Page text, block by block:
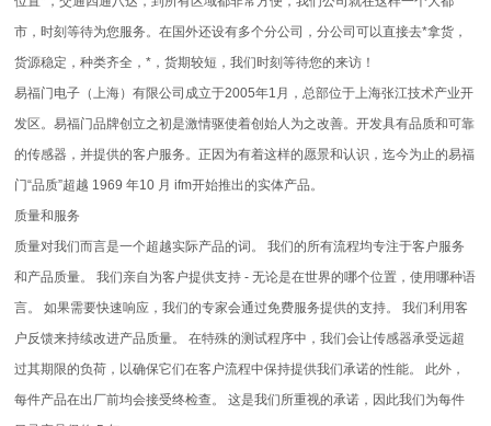
市，时刻等待为您服务。在国外还设有多个分公司，分公司可以直接去*拿货，
货源稳定，种类齐全，*，货期较短，我们时刻等待您的来访！
易福门电子（上海）有限公司成立于2005年1月，总部位于上海张江技术产业开
发区。易福门品牌创立之初是激情驱使着创始人为之改善。开发具有品质和可靠
的传感器，并提供的客户服务。正因为有着这样的愿景和认识，迄今为止的易福
门“品质”超越 1969 年10 月 ifm开始推出的实体产品。
质量和服务
质量对我们而言是一个超越实际产品的词。 我们的所有流程均专注于客户服务
和产品质量。 我们亲自为客户提供支持 - 无论是在世界的哪个位置，使用哪种语
言。 如果需要快速响应，我们的专家会通过免费服务提供的支持。 我们利用客
户反馈来持续改进产品质量。 在特殊的测试程序中，我们会让传感器承受远超
过其期限的负荷，以确保它们在客户流程中保持提供我们承诺的性能。 此外，
每件产品在出厂前均会接受终检查。 这是我们所重视的承诺，因此我们为每件